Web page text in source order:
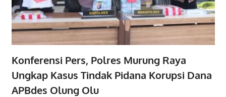
Konferensi Pers, Polres Murung Raya
Ungkap Kasus Tindak Pidana Korupsi Dana
APBdes Olung Olu